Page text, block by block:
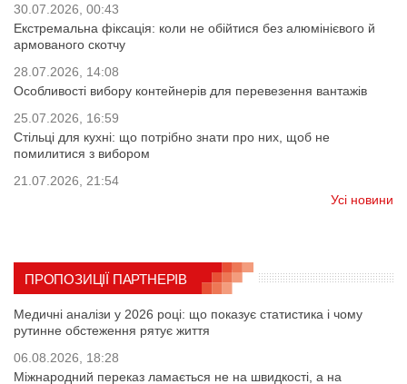
30.07.2026, 00:43
Екстремальна фіксація: коли не обійтися без алюмінієвого й
армованого скотчу
28.07.2026, 14:08
Особливості вибору контейнерів для перевезення вантажів
25.07.2026, 16:59
Стільці для кухні: що потрібно знати про них, щоб не
помилитися з вибором
21.07.2026, 21:54
Усі новини
ПРОПОЗИЦІЇ ПАРТНЕРІВ
Медичні аналізи у 2026 році: що показує статистика і чому
рутинне обстеження рятує життя
06.08.2026, 18:28
Міжнародний переказ ламається не на швидкості, а на